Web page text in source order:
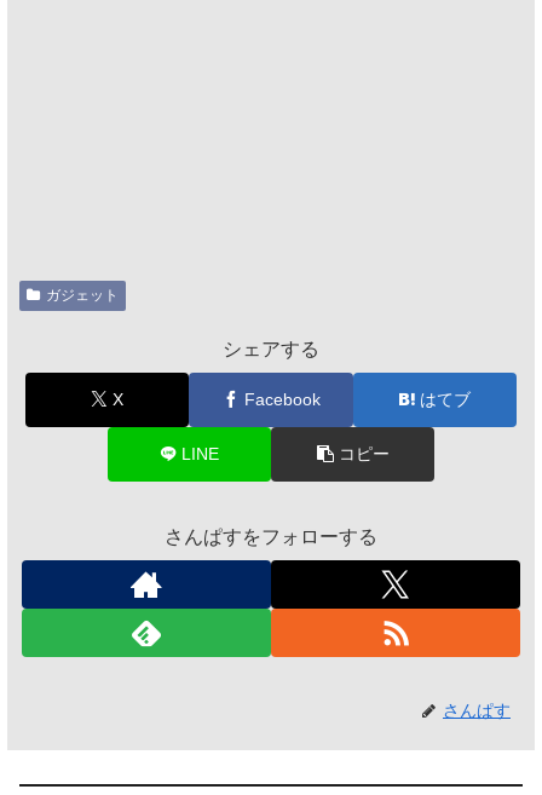
ガジェット
シェアする
X Facebook はてブ
LINE コピー
さんぱすをフォローする
さんぱす